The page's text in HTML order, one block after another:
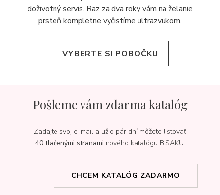
doživotný servis. Raz za dva roky vám na želanie
prsteň kompletne vyčistíme ultrazvukom.
VYBERTE SI POBOČKU
Pošleme vám zdarma katalóg
Zadajte svoj e-mail a už o pár dní môžete listovať
40 tlačenými stranami nového katalógu BISAKU.
CHCEM KATALÓG ZADARMO